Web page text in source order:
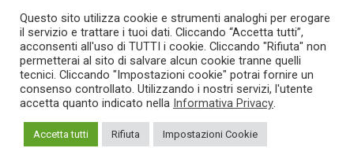
Autorizzazione del Tribunale di Roma 286 del 31
dicembre 2014. Direttore Responsabile: Sergio
Cararo. Indirizzo: V.Casalbruciato 27- sc. B - 00159
Roma -
Tel. 06.640.122.19 -redazione@contropiano.org
TG CONTROPIANO
LINK CONSIGLIATI
PRIVACY
COOKIE POLICY
Questo sito utilizza cookie e strumenti analoghi per erogare
il servizio e trattare i tuoi dati. Cliccando “Accetta tutti”,
acconsenti all'uso di TUTTI i cookie. Cliccando "Rifiuta" non
permetterai al sito di salvare alcun cookie tranne quelli
tecnici. Cliccando "Impostazioni cookie" potrai fornire un
consenso controllato. Utilizzando i nostri servizi, l'utente
accetta quanto indicato nella Informativa Privacy.
Accetta tutti Rifiuta Impostazioni Cookie